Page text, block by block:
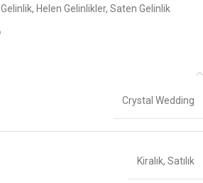
Gelinlik, Helen Gelinlikler, Saten Gelinlik
Crystal Wedding
Kiralık, Satılık